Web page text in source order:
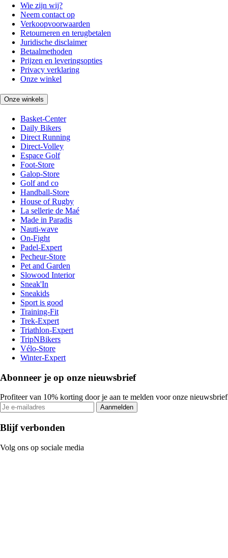
Wie zijn wij?
Neem contact op
Verkoopvoorwaarden
Retourneren en terugbetalen
Juridische disclaimer
Betaalmethoden
Prijzen en leveringsopties
Privacy verklaring
Onze winkel
Onze winkels
Basket-Center
Daily Bikers
Direct Running
Direct-Volley
Espace Golf
Foot-Store
Galop-Store
Golf and co
Handball-Store
House of Rugby
La sellerie de Maé
Made in Paradis
Nauti-wave
On-Fight
Padel-Expert
Pecheur-Store
Pet and Garden
Slowood Interior
Sneak'In
Sneakids
Sport is good
Training-Fit
Trek-Expert
Triathlon-Expert
TripNBikers
Vélo-Store
Winter-Expert
Abonneer je op onze nieuwsbrief
Profiteer van 10% korting door je aan te melden voor onze nieuwsbrief
Aanmelden
Blijf verbonden
Volg ons op sociale media